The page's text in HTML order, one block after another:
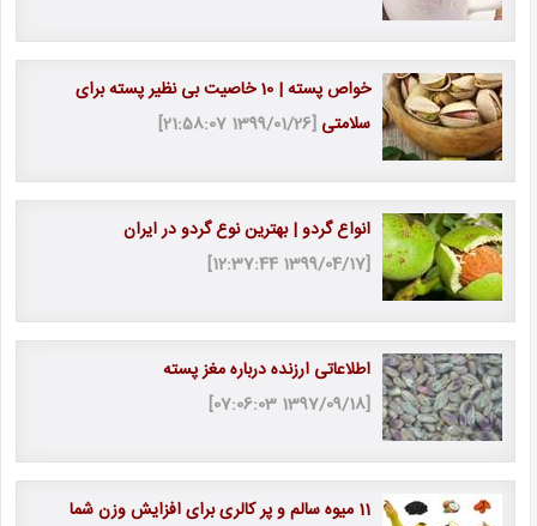
خواص پسته | 10 خاصیت بی نظیر پسته برای
سلامتی [1399/01/26 21:58:07]
انواع گردو | بهترین نوع گردو در ایران
[1399/04/17 12:37:44]
اطلاعاتی ارزنده درباره مغز پسته
[1397/09/18 07:06:03]
11 میوه سالم و پر کالری برای افزایش وزن شما